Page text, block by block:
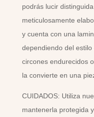
podrás lucir
meticulosamente
y cuenta con una
dependiendo del
circones endurecidos
la convierte en una
CUIDADOS: Utiliza
mantenerla protegida